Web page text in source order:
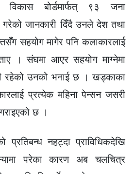
विकास बोर्डमार्फत् ९३ जना
जानकारी दिँदै उनले देश तथा
सहयोग मागेर पनि कलाकारलाई
। संघमा आएर सहयोग माग्नेमा
रहेको उनको भनाई छ । खड्काका
प्रत्येक महिना पेन्सन जसरी
छ ।
प्रतिबन्ध नहट्दा प्राविधिकदेखि
परेका कारण अब चलचित्र